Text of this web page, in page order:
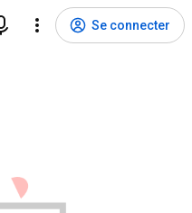
Se connecter